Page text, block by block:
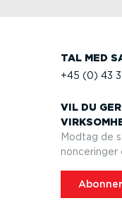
TAL MED
+45 (0) 43
VIL DU
Modtag de
non­ce­ringer
Abonner